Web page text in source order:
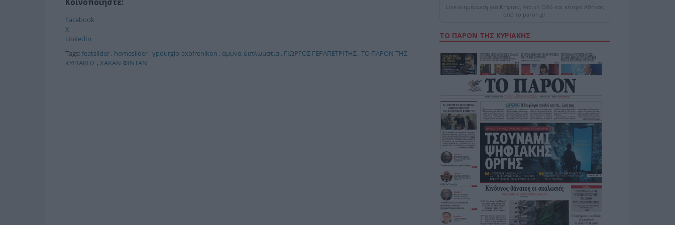
Facebook
X
LinkedIn
Tags: featslider, homeslider, ypourgio-exofrenikon , αμυνα-διπλωματια, ΓΙΩΡΓΟΣ ΓΕΡΑΠΕΤΡΙΤΗΣ, ΤΟ ΠΑΡΟΝ ΤΗΣ
ΚΥΡΙΑΚΗΣ, ΧΑΚΑΝ ΦΙΝΤΑΝ
Live ενημέρωση για Κηφισό, Αττική Οδό και κέντρο Αθήνας
από το paron.gr
ΤΟ ΠΑΡΟΝ ΤΗΣ ΚΥΡΙΑΚΗΣ